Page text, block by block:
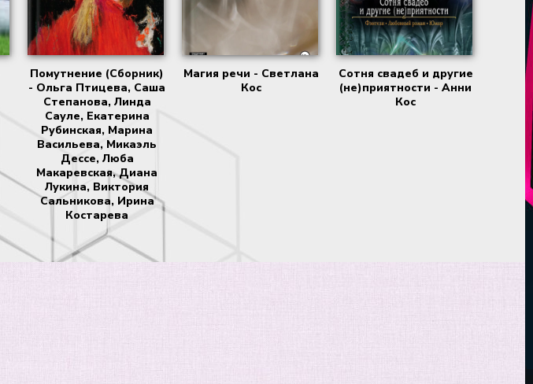
Помутнение (Сборник)
- Ольга Птицева, Саша
Степанова, Линда
Сауле, Екатерина
Рубинская, Марина
Васильева, Микаэль
Дессе, Люба
Макаревская, Диана
Лукина, Виктория
Сальникова, Ирина
Костарева
Магия речи - Светлана
Кос
Сотня свадеб и другие
(не)приятности - Анни
Кос